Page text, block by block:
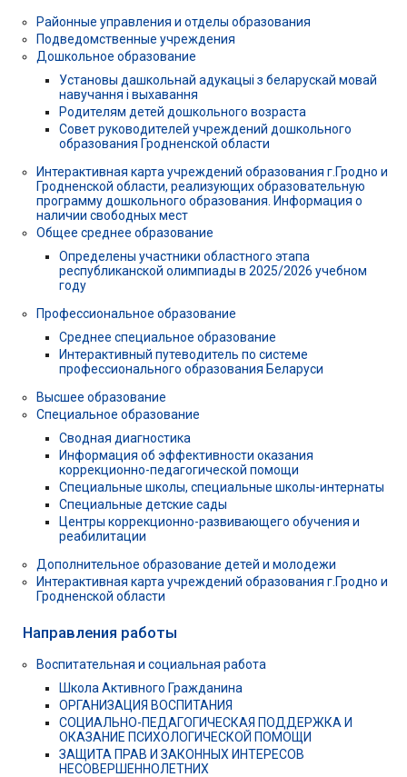
Районные управления и отделы образования
Подведомственные учреждения
Дошкольное образование
Установы дашкольнай адукацыі з беларускай мовай
навучання і выхавання
Родителям детей дошкольного возраста
Совет руководителей учреждений дошкольного
образования Гродненской области
Интерактивная карта учреждений образования г.Гродно и
Гродненской области, реализующих образовательную
программу дошкольного образования. Информация о
наличии свободных мест
Общее среднее образование
Определены участники областного этапа
республиканской олимпиады в 2025/2026 учебном
году
Профессиональное образование
Среднее специальное образование
Интерактивный путеводитель по системе
профессионального образования Беларуси
Высшее образование
Специальное образование
Сводная диагностика
Информация об эффективности оказания
коррекционно-педагогической помощи
Специальные школы, специальные школы-интернаты
Специальные детские сады
Центры коррекционно-развивающего обучения и
реабилитации
Дополнительное образование детей и молодежи
Интерактивная карта учреждений образования г.Гродно и
Гродненской области
Направления работы
Воспитательная и социальная работа
Школа Активного Гражданина
ОРГАНИЗАЦИЯ ВОСПИТАНИЯ
СОЦИАЛЬНО-ПЕДАГОГИЧЕСКАЯ ПОДДЕРЖКА И
ОКАЗАНИЕ ПСИХОЛОГИЧЕСКОЙ ПОМОЩИ
ЗАЩИТА ПРАВ И ЗАКОННЫХ ИНТЕРЕСОВ
НЕСОВЕРШЕННОЛЕТНИХ